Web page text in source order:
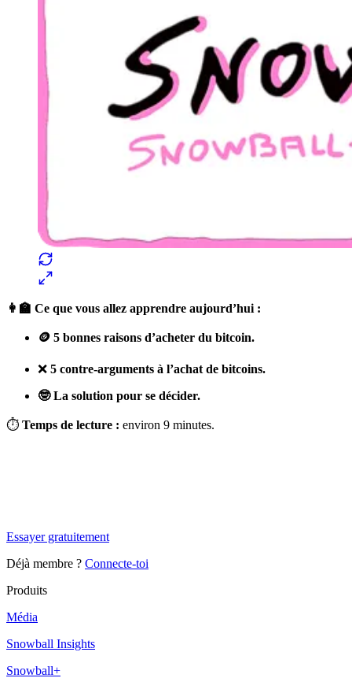
👩‍🏫 Ce que vous allez apprendre aujourd’hui :
🪙 5 bonnes raisons d’acheter du bitcoin.
❌ 5 contre-arguments à l’achat de bitcoins.
🤓 La solution pour se décider.
⏱ Temps de lecture : environ 9 minutes.
Essayer gratuitement
Déjà membre ? Connecte-toi
Produits
Média
Snowball Insights
Snowball+